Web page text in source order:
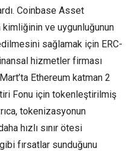
Coinbase Asset
ve uygunluğunun
sağlamak için ERC-
hizmetler firması
Ethereum katman 2
Fonu için tokenleştirilmiş
tokenizasyonun
hızlı sınır ötesi
fırsatlar sunduğunu